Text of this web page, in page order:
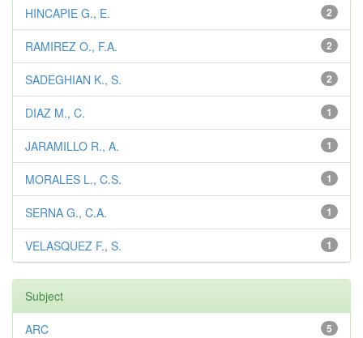
2
HINCAPIE G., E.
2
RAMIREZ O., F.A.
2
SADEGHIAN K., S.
1
DIAZ M., C.
1
JARAMILLO R., A.
1
MORALES L., C.S.
1
SERNA G., C.A.
1
VELASQUEZ F., S.
Subject
5
ARC